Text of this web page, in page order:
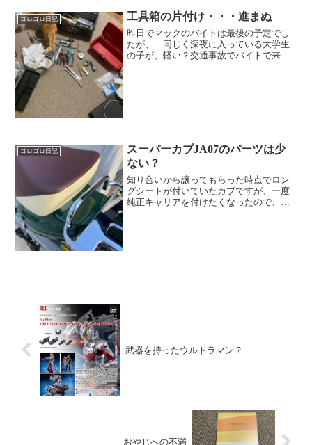
ゴロゴロ日記 工具箱の片付け・・・進まぬ
昨日でマックのバイトは最後の予定でし
たが、 同じく深夜に入っている大学生
の子が、軽い？交通事故でバイトで来れ
ゴロゴロ日記
スーパーカブJA07のパーツは少
ない？
知り合いから譲ってもらった時点でロン
グシートが付いていたカブですが、一度
純正キャリアを付けたくなったので、シ
武器を持ったウルトラマン？
おやじへの不満